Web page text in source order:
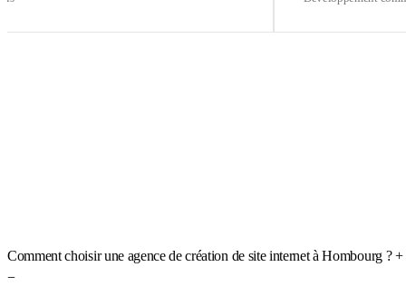
Comment choisir une agence de création de site internet à Hombourg ? +
−